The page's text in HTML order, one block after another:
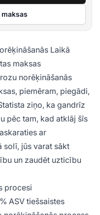
Laikā
maksas
norēķināšanās
piemēram, piegādi,
ziņo, ka gandrīz
pēc tam, kad atklāj šīs
ar
solī, jūs varat sākt
un zaudēt uzticību
procesi
ASV tiešsaistes